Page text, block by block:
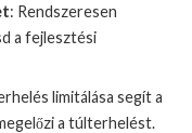
: Rendszeresen
a fejlesztési
limitálása segít a
a túlterhelést.